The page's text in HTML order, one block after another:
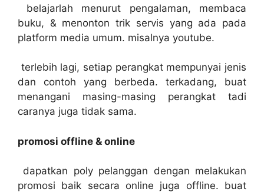
belajarlah menurut pengalaman, membaca
buku, & menonton trik servis yang ada pada
platform media umum. misalnya youtube.
terlebih lagi, setiap perangkat mempunyai jenis
dan contoh yang berbeda. terkadang, buat
menangani masing-masing perangkat tadi
caranya juga tidak sama.
promosi offline & online
dapatkan poly pelanggan dengan melakukan
promosi baik secara online juga offline. buat